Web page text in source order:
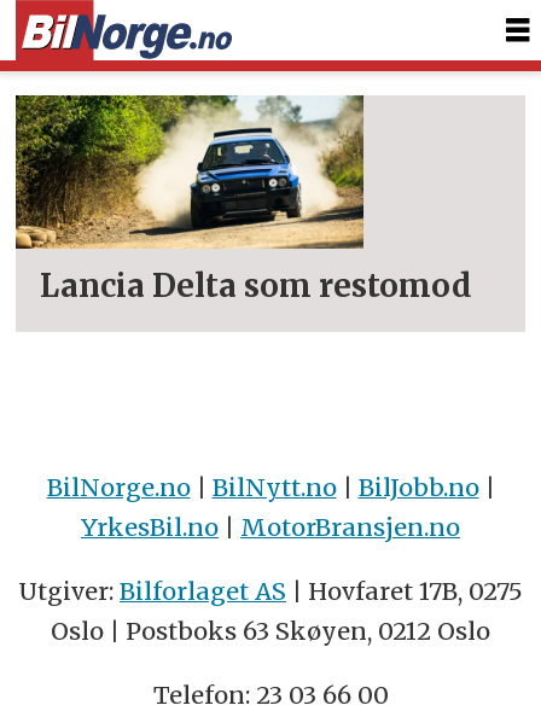
Tag:
automobili
amos
Lancia Delta som restomod
BilNorge.no| BilNytt.no| BilJobb.no|
YrkesBil.no | MotorBransjen.no
Utgiver: Bilforlaget AS | Hovfaret 17B, 0275
Oslo | Postboks 63 Skøyen, 0212 Oslo
Telefon: 23 03 66 00